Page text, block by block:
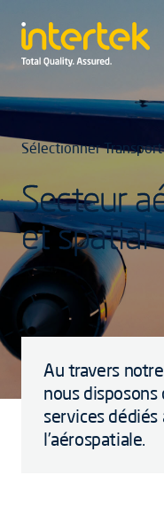
Sélectionner Transport
Secteur
et spatial
Au travers
nous
services
l’aérospatiale.